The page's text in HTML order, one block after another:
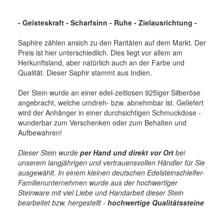
- Geisteskraft - Scharfsinn - Ruhe - Zielausrichtung -
Saphire zählen ansich zu den Raritäten auf dem Markt. Der
Preis ist hier unterschiedlich. Dies liegt vor allem am
Herkunftsland, aber natürlich auch an der Farbe und
Qualität. Dieser Saphir stammt aus Indien.
Der Stein wurde an einer edel-zeitlosen 925iger Silberöse
angebracht, welche umdreh- bzw. abnehmbar ist. Geliefert
wird der Anhänger in einer durchsichtigen Schmuckdose -
wunderbar zum Verschenken oder zum Behalten und
Aufbewahren!
Dieser Stein wurde per Hand und direkt vor Ort bei
unserem langjährigen und vertrauensvollen Händler für Sie
ausgewählt. In einem kleinen deutschen Edelsteinschleifer-
Familienunternehmen wurde aus der hochwertiger
Steinware mit viel Liebe und Handarbeit dieser Stein
bearbeitet bzw. hergestellt - hochwertige Qualitätssteine